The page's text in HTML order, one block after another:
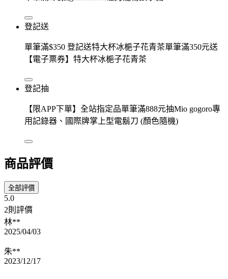
登記送
單筆滿$350 登記送特大杯冰梔子花青茶單筆滿350元送
【電子票券】特大杯冰梔子花青茶
登記抽
【限APP下單】全站指定品單筆滿888元抽Mio gogoro專
用記錄器、國際牌掌上型電鬍刀 (顏色隨機)
商品評價
全部評價
5.0
2則評價
林**
2025/04/03
朱**
2023/12/17